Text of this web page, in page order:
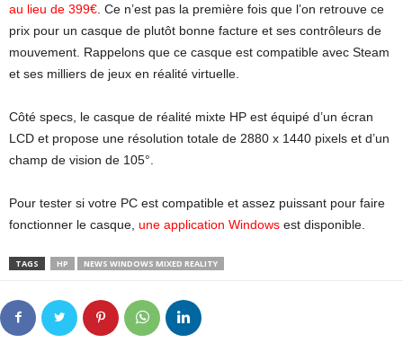
au lieu de 399€ . Ce n’est pas la première fois que l’on retrouve ce
prix pour un casque de plutôt bonne facture et ses contrôleurs de
mouvement. Rappelons que ce casque est compatible avec Steam
et ses milliers de jeux en réalité virtuelle.
Côté specs, le casque de réalité mixte HP est équipé d’un écran
LCD et propose une résolution totale de 2880 x 1440 pixels et d’un
champ de vision de 105°.
Pour tester si votre PC est compatible et assez puissant pour faire
fonctionner le casque, une application Windows est disponible.
TAGS HP NEWS WINDOWS MIXED REALITY